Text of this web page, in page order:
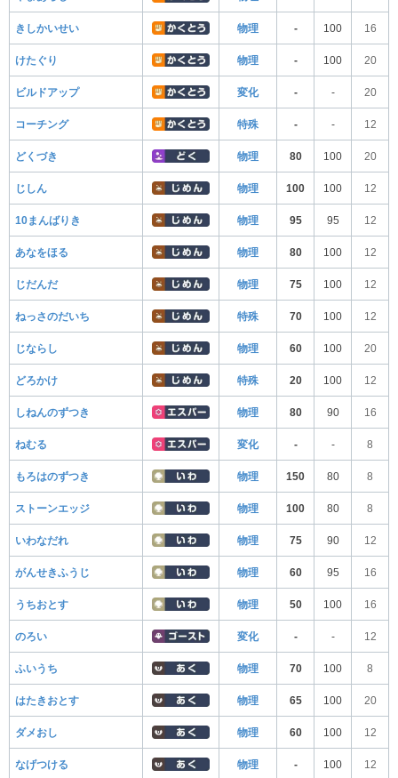
きしかいせい 物理 - 100 16
けたぐり 物理 - 100 20
ビルドアップ 変化 - - 20
コーチング 特殊 - - 12
どくづき 物理 80 100 20
じしん 物理 100 100 12
10まんばりき 物理 95 95 12
あなをほる 物理 80 100 12
じだんだ 物理 75 100 12
ねっさのだいち 特殊 70 100 12
じならし 物理 60 100 20
どろかけ 特殊 20 100 12
しねんのずつき 物理 80 90 16
ねむる 変化 - - 8
もろはのずつき 物理 150 80 8
ストーンエッジ 物理 100 80 8
いわなだれ 物理 75 90 12
がんせきふうじ 物理 60 95 16
うちおとす 物理 50 100 16
のろい 変化 - - 12
ふいうち 物理 70 100 8
はたきおとす 物理 65 100 20
ダメおし 物理 60 100 12
なげつける 物理 - 100 12